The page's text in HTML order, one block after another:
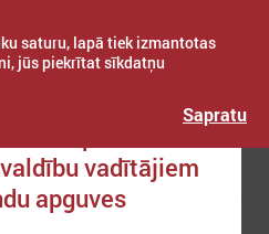
saturu, lapā tiek izmantotas
jūs piekrītat sīkdatņu
Sapratu
vadītājiem
apguves